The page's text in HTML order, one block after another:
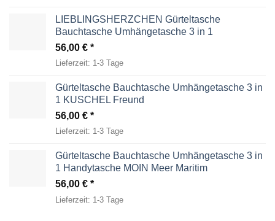
LIEBLINGSHERZCHEN Gürteltasche
Bauchtasche Umhängetasche 3 in 1
56,00 €
Lieferzeit: 1-3 Tage
Gürteltasche Bauchtasche Umhängetasche 3 in
1 KUSCHEL Freund
56,00 €
Lieferzeit: 1-3 Tage
Gürteltasche Bauchtasche Umhängetasche 3 in
1 Handytasche MOIN Meer Maritim
56,00 €
Lieferzeit: 1-3 Tage